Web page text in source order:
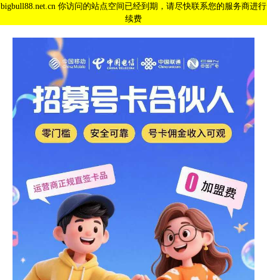
bigbull88.net.cn 你访问的站点空间已经到期，请尽快联系您的服务商进行
续费